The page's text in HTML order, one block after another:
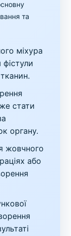
та
міхура
стати
органу.
жовчного
або